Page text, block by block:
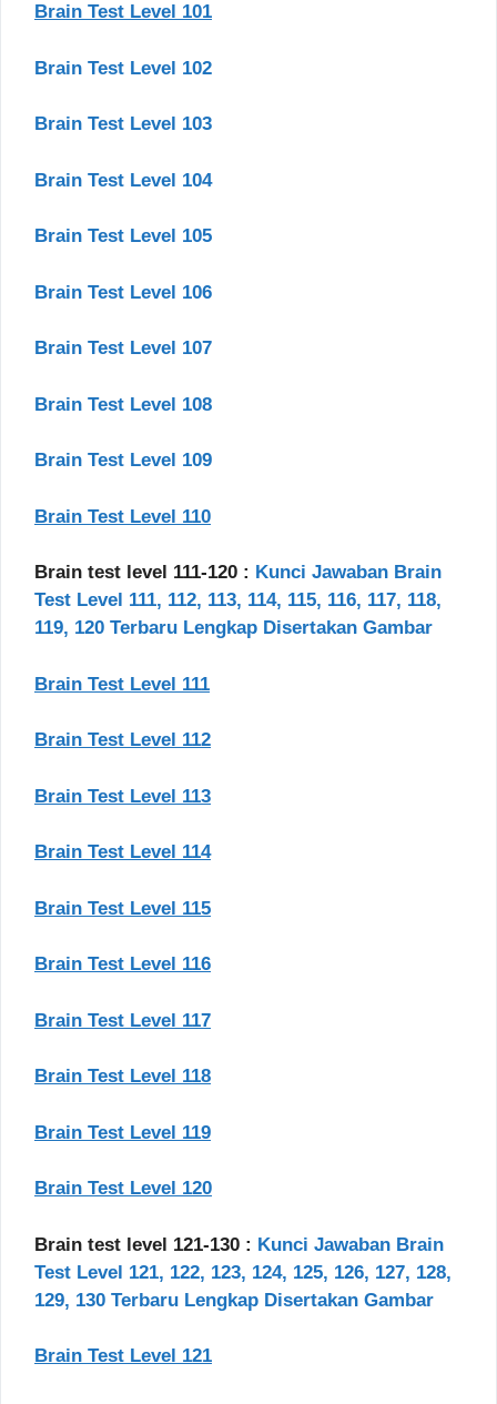
Brain Test Level 101
Brain Test Level 102
Brain Test Level 103
Brain Test Level 104
Brain Test Level 105
Brain Test Level 106
Brain Test Level 107
Brain Test Level 108
Brain Test Level 109
Brain Test Level 110
Brain test level 111-120 : Kunci Jawaban Brain
Test Level 111, 112, 113, 114, 115, 116, 117, 118,
119, 120 Terbaru Lengkap Disertakan Gambar
Brain Test Level 111
Brain Test Level 112
Brain Test Level 113
Brain Test Level 114
Brain Test Level 115
Brain Test Level 116
Brain Test Level 117
Brain Test Level 118
Brain Test Level 119
Brain Test Level 120
Brain test level 121-130 : Kunci Jawaban Brain
Test Level 121, 122, 123, 124, 125, 126, 127, 128,
129, 130 Terbaru Lengkap Disertakan Gambar
Brain Test Level 121